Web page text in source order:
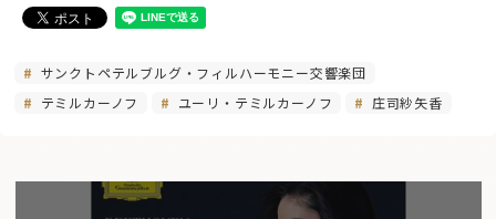
サンクトペテルブルグ・フィルハーモニー交響楽団
テミルカーノフ
ユーリ・テミルカーノフ 庄司紗矢香